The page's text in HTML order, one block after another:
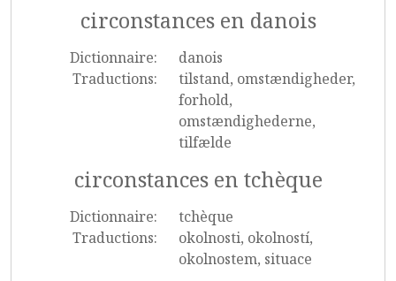
circonstances en danois
Dictionnaire:
danois
Traductions:
tilstand, omstændigheder,
forhold,
omstændighederne,
tilfælde
circonstances en tchèque
Dictionnaire:
tchèque
Traductions:
okolnosti, okolností,
okolnostem, situace